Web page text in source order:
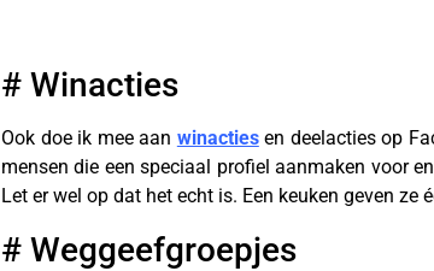
# Winacties
Ook doe ik mee aan winactiesen deelacties op
mensen die een speciaal profiel aanmaken voor
Let er wel op dat het echt is. Een keuken geven ze
# Weggeefgroepjes